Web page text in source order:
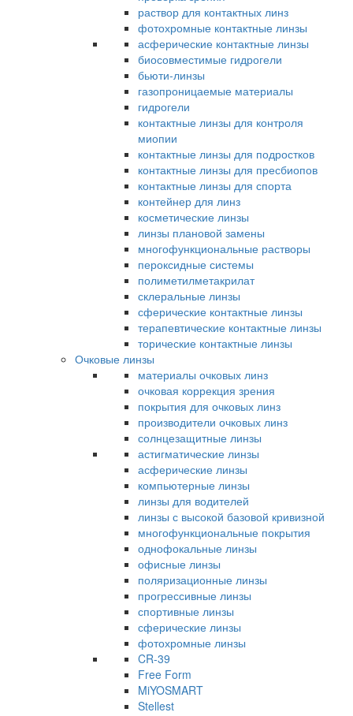
раствор для контактных линз
фотохромные контактные линзы
асферические контактные линзы
биосовместимые гидрогели
бьюти-линзы
газопроницаемые материалы
гидрогели
контактные линзы для контроля
миопии
контактные линзы для подростков
контактные линзы для пресбиопов
контактные линзы для спорта
контейнер для линз
косметические линзы
линзы плановой замены
многофункциональные растворы
пероксидные системы
полиметилметакрилат
склеральные линзы
сферические контактные линзы
терапевтические контактные линзы
торические контактные линзы
Очковые линзы
материалы очковых линз
очковая коррекция зрения
покрытия для очковых линз
производители очковых линз
солнцезащитные линзы
астигматические линзы
асферические линзы
компьютерные линзы
линзы для водителей
линзы с высокой базовой кривизной
многофункциональные покрытия
однофокальные линзы
офисные линзы
поляризационные линзы
прогрессивные линзы
спортивные линзы
сферические линзы
фотохромные линзы
CR-39
Free Form
MiYOSMART
Stellest